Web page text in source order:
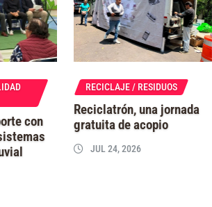
con
RECICLAJE / RESIDUOS
Reciclatrón, una jornada
gratuita de acopio
JUL 24, 2026